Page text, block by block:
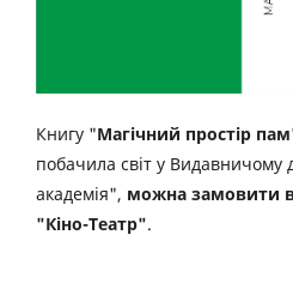
Книгу "Магічний простір
побачила світ у Видавничому
академія", можна замовити в
"Кіно-Театр".